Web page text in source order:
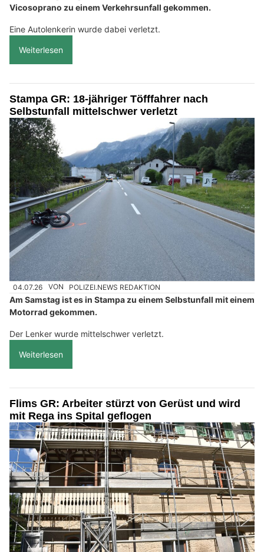
Vicosoprano zu einem Verkehrsunfall gekommen.
Eine Autolenkerin wurde dabei verletzt.
Weiterlesen
Stampa GR: 18-jähriger Töfffahrer nach
Selbstunfall mittelschwer verletzt
04.07.26 VON POLIZEI.NEWS REDAKTION
Am Samstag ist es in Stampa zu einem Selbstunfall mit einem
Motorrad gekommen.
Der Lenker wurde mittelschwer verletzt.
Weiterlesen
Flims GR: Arbeiter stürzt von Gerüst und wird
mit Rega ins Spital geflogen